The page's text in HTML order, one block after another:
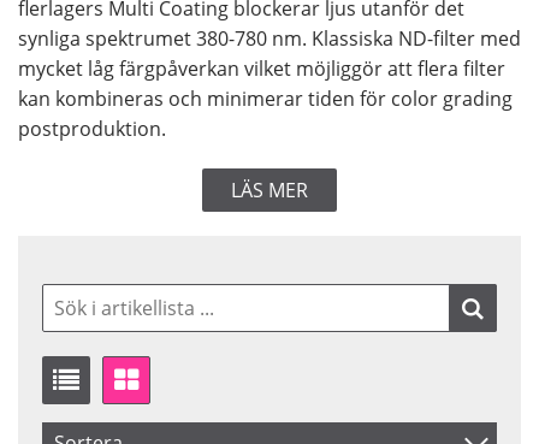
flerlagers Multi Coating blockerar ljus utanför det
synliga spektrumet 380-780 nm. Klassiska ND-filter med
mycket låg färgpåverkan vilket möjliggör att flera filter
kan kombineras och minimerar tiden för color grading
postproduktion.
LÄS MER